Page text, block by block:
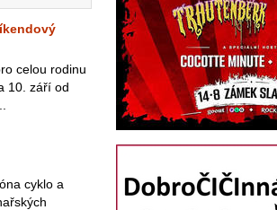
celou rodinu
10. září od
cyklo a